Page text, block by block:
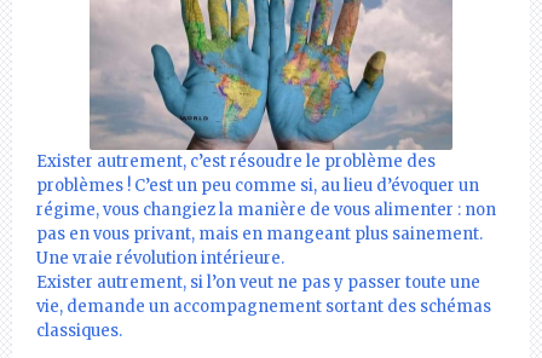
Exister autrement, c’est résoudre le problème des
problèmes ! C’est un peu comme si, au lieu d’évoquer un
régime, vous changiez la manière de vous alimenter : non
pas en vous privant, mais en mangeant plus sainement.
Une vraie révolution intérieure.
Exister autrement, si l’on veut ne pas y passer toute une
vie, demande un accompagnement sortant des schémas
classiques.